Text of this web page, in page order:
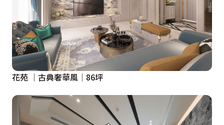
花苑 │古典奢華風│86坪